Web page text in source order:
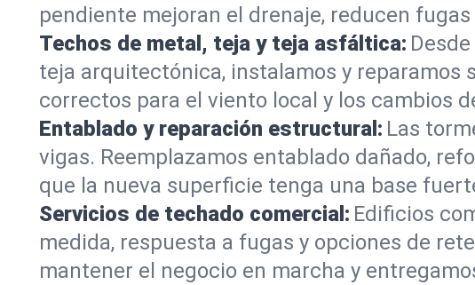
pendiente mejoran el drenaje, reducen
Techos de metal, teja y teja asfáltica:
teja arquitectónica, instalamos y reparamos
correctos para el viento local y los cambios
Entablado y reparación estructural: Las
vigas. Reemplazamos entablado dañado,
que la nueva superficie tenga una base
Servicios de techado comercial: Edificios
medida, respuesta a fugas y opciones de
mantener el negocio en marcha y